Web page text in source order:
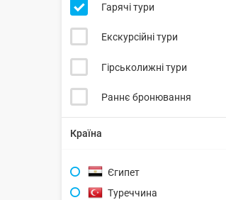
Гарячі тури
Екскурсійні тури
Гірськолижні тури
Раннє бронювання
Країна
Єгипет
Туреччина